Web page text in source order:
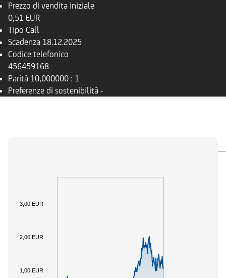
Prezzo di vendita iniziale
0,51 EUR
Tipo Call
Scadenza 18.12.2025
Codice telefonico
456459168
Parità 10,000000 : 1
Preferenze di sostenibilità -
1,00 EUR
2,00 EUR
3,00 EUR